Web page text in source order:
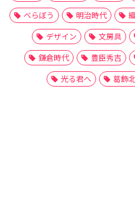
べらぼう
明治時代
デザイン
文房具
鎌倉時代
豊臣秀吉
光る君へ
葛飾